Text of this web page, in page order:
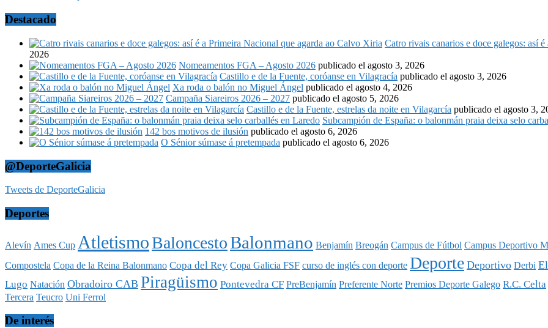
Destacado
Catro rivais canarios e doce galegos: así
2026
Nomeamentos FGA – Agosto 2026 publicado el agosto 3, 2026
Castillo e de la Fuente, coróanse en Vilagracía publicado el agosto 3, 2026
Xa roda o balón no Miguel Ángel publicado el agosto 4, 2026
Campaña Siareiros 2026 – 2027 publicado el agosto 5, 2026
Castillo e de la Fuente, estrelas da noite en Vilagarcía publicado el agosto 3,
Subcampión de España: o balonmán praia deixa selo
142 bos motivos de ilusión publicado el agosto 6, 2026
O Sénior súmase á pretempada publicado el agosto 6, 2026
@DeporteGalicia
Tweets de DeporteGalicia
Deportes
Alevín Ames Cup AtletismoBaloncestoBalonmano Benjamín Breogán Campus de Fútbol Campus Deportivo
Compostela Copa de la Reina Balonmano Copa del Rey Copa Galicia FSF curso de inglés con deporte Deporte Deportivo Derbi
Lugo Natación Obradoiro CAB Piragüismo Pontevedra CF PreBenjamín Preferente Norte Premios Deporte Galego R.C. Celta
Tercera Teucro Uni Ferrol
De interés